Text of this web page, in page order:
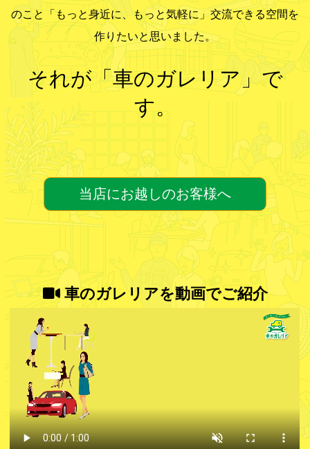
のこと「もっと身近に、もっと気軽に」交流できる空間を
作りたいと思いました。
それが「車のガレリア」で
す。
当店にお越しのお客様へ
車のガレリアを動画でご紹介